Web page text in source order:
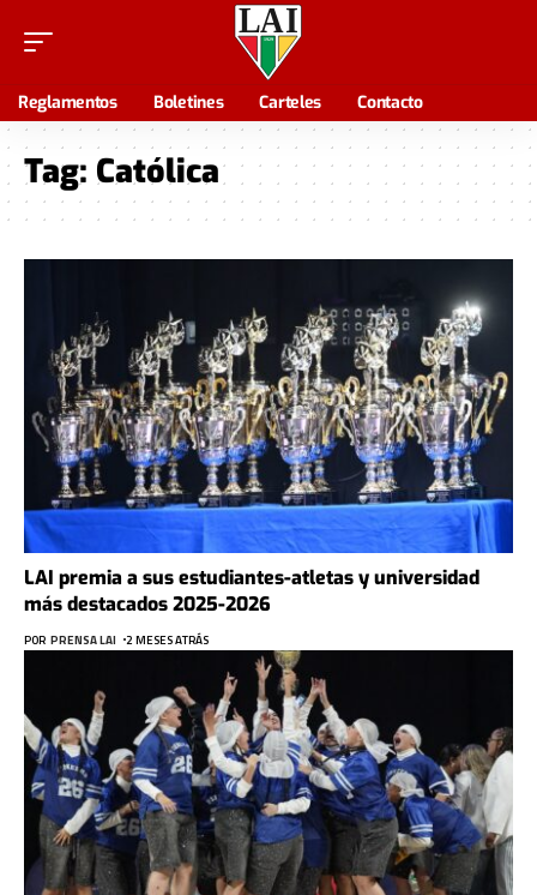
Reglamentos Boletines Carteles Contacto
Tag: Católica
LAI premia a sus estudiantes-atletas y universidad
más destacados 2025-2026
POR PRENSA LAI 2 MESES ATRÁS